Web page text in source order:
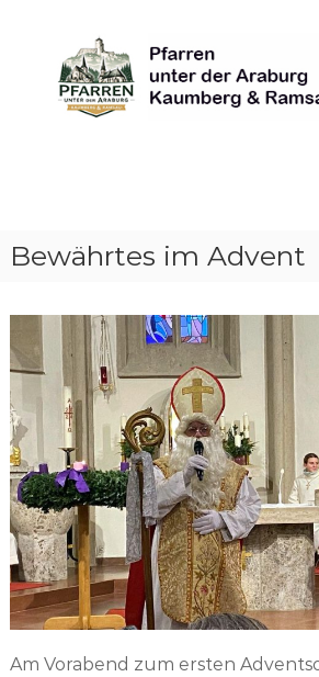
content
unter
derAraburg
Kaumberg
Bewährtes im Advent
Am Vorabend zum ersten